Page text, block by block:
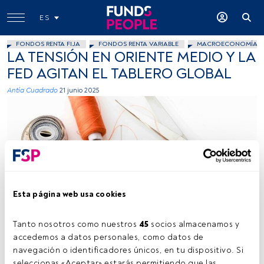
Esta página web usa cookies
Tanto nosotros como nuestros 45 socios almacenamos y
accedemos a datos personales, como datos de
navegación o identificadores únicos, en tu dispositivo. Si
ES
FONDOS RENTA FIJA FONDOS RENTA VARIABLE MACROECONOMÍA
LA TENSIÓN EN ORIENTE MEDIO Y LA
FED AGITAN EL TABLERO GLOBAL
Antía Cuadrado 21 junio 2025
Fuente: Pexels.